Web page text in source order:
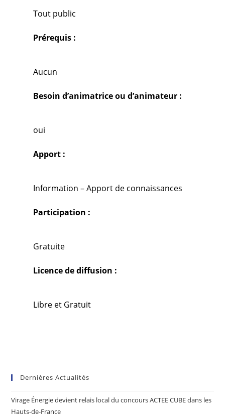
Tout public
Prérequis :
Aucun
Besoin d’animatrice ou d’animateur :
oui
Apport :
Information – Apport de connaissances
Participation :
Gratuite
Licence de diffusion :
Libre et Gratuit
Dernières Actualités
Virage Énergie devient relais local du concours ACTEE CUBE dans les
Hauts-de-France